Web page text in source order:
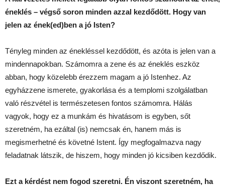
éneklés – végső soron minden azzal kezdődött. Hogy van
jelen az ének(ed)ben a jó Isten?
Tényleg minden az énekléssel kezdődött, és azóta is jelen van a
mindennapokban. Számomra a zene és az éneklés eszköz
abban, hogy közelebb érezzem magam a jó Istenhez. Az
egyházzene ismerete, gyakorlása és a templomi szolgálatban
való részvétel is természetesen fontos számomra. Hálás
vagyok, hogy ez a munkám és hivatásom is egyben, sőt
szeretném, ha ezáltal (is) nemcsak én, hanem más is
megismerhetné és követné Istent. Így megfogalmazva nagy
feladatnak látszik, de hiszem, hogy minden jó kicsiben kezdődik.
Ezt a kérdést nem fogod szeretni. Én viszont szeretném, ha